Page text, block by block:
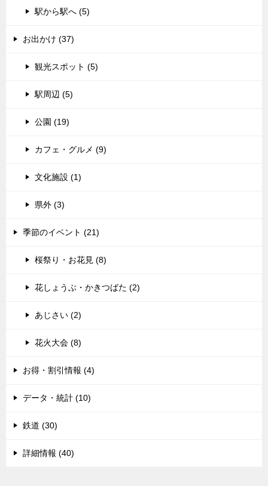
駅から駅へ (5)
お出かけ (37)
観光スポット (5)
駅周辺 (5)
公園 (19)
カフェ・グルメ (9)
文化施設 (1)
県外 (3)
季節のイベント (21)
桜祭り・お花見 (8)
花しょうぶ・かきつばた (2)
あじさい (2)
花火大会 (8)
お得・割引情報 (4)
データ・統計 (10)
鉄道 (30)
詳細情報 (40)